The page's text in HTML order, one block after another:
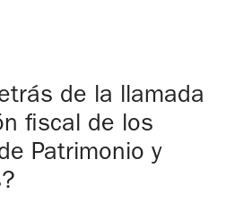
de la llamada
fiscal de los
Patrimonio y